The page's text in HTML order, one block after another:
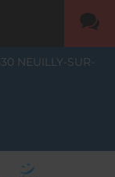
NEUILLY-SUR-